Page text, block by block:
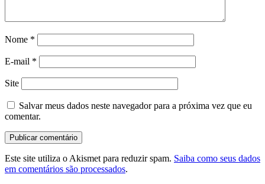
Nome *
E-mail *
Site
Salvar meus dados neste navegador para a próxima vez que eu
comentar.
Este site utiliza o Akismet para reduzir spam. Saiba como seus dados
em comentários são processados.